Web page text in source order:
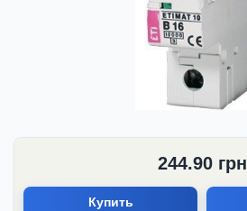
244.90грн
Купить